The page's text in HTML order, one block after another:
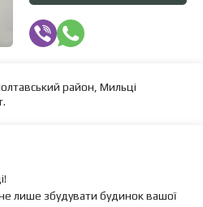
район, Мильці
лише збудувати будинок вашої